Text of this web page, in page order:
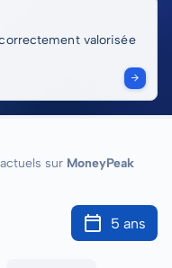
valorisée
sur MoneyPeak
5 ans